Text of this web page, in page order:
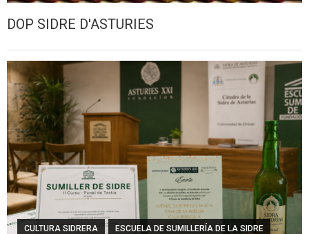
DOP SIDRE D'ASTURIES
CULTURA SIDRERA ESCUELA DE SUMILLERÍA DE LA SIDRE